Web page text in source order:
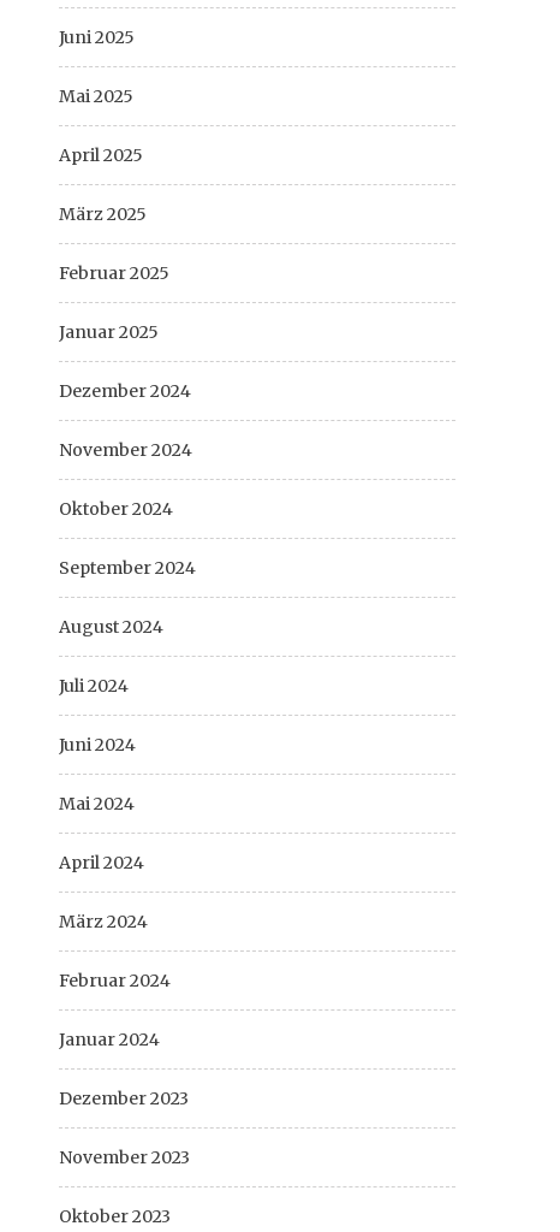
Juni 2025
Mai 2025
April 2025
März 2025
Februar 2025
Januar 2025
Dezember 2024
November 2024
Oktober 2024
September 2024
August 2024
Juli 2024
Juni 2024
Mai 2024
April 2024
März 2024
Februar 2024
Januar 2024
Dezember 2023
November 2023
Oktober 2023